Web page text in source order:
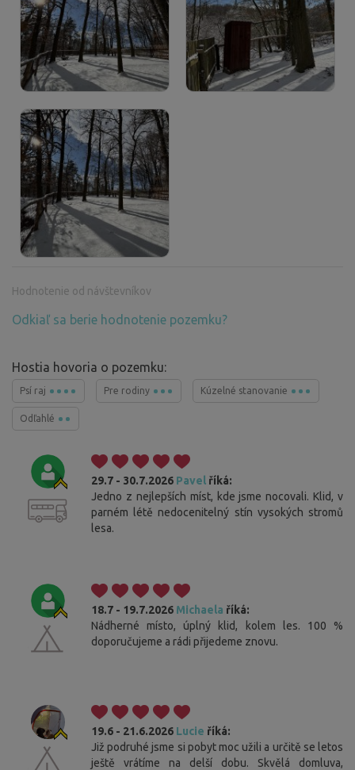
Hodnotenie od návštevníkov
Odkiaľ sa berie hodnotenie pozemku?
Hostia hovoria o pozemku:
Psí raj Pre rodiny Kúzelné stanovanie
Odľahlé
29.7 - 30.7.2026 Pavel říká:
Jedno z nejlepších míst, kde jsme nocovali. Klid, v
parném létě nedocenitelný stín vysokých stromů
lesa.
18.7 - 19.7.2026 Michaela říká:
Nádherné místo, úplný klid, kolem les. 100 %
doporučujeme a rádi přijedeme znovu.
19.6 - 21.6.2026 Lucie říká:
Již podruhé jsme si pobyt moc užili a určitě se letos
ještě vrátíme na delší dobu. Skvělá domluva,